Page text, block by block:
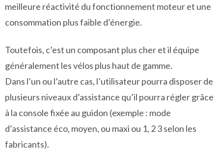
meilleure réactivité du fonctionnement moteur et une
consommation plus faible d’énergie.
Toutefois, c’est un composant plus cher et il équipe
généralement les vélos plus haut de gamme.
Dans l’un ou l’autre cas, l’utilisateur pourra disposer de
plusieurs niveaux d’assistance qu’il pourra régler grâce
à la console fixée au guidon (exemple : mode
d’assistance éco, moyen, ou maxi ou 1, 2 3 selon les
fabricants).